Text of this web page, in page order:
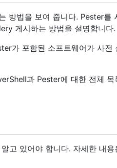
방법을 보여 줍니다. Pester를
게시하는 방법을 설명합니다.
가 포함된 소프트웨어가 사전
과 Pester에 대한 전체 목
고 있어야 합니다. 자세한 내용